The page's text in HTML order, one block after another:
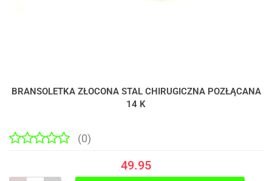
BRANSOLETKA ZŁOCONA STAL CHIRUGICZNA POZŁĄCANA
14 K
(0)
49.95